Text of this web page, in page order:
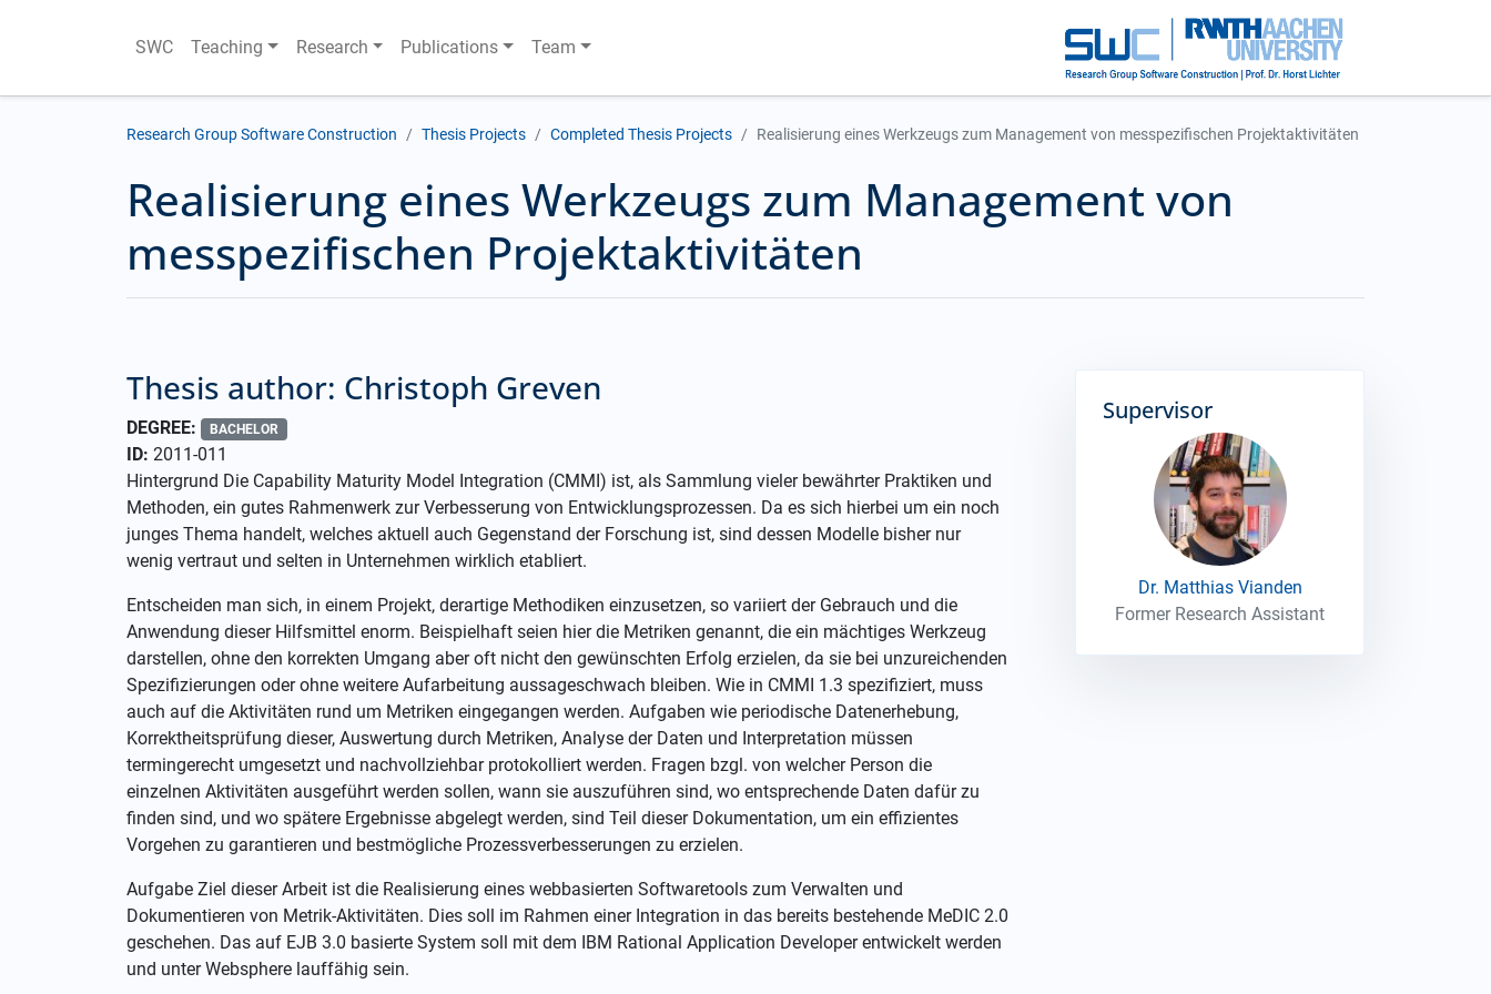
SWC Teaching Research Publications Team
Research Group Software Construction Thesis Projects Completed Thesis Projects Realisierung eines Werkzeugs zum Management von messpezifischen Projektaktivitäten
Realisierung eines Werkzeugs zum Management von
messpezifischen Projektaktivitäten
Thesis author: Christoph Greven
DEGREE: BACHELOR
ID: 2011-011
Hintergrund Die Capability Maturity Model Integration (CMMI) ist, als Sammlung vieler bewährter Praktiken und
Methoden, ein gutes Rahmenwerk zur Verbesserung von Entwicklungsprozessen. Da es sich hierbei um ein noch
junges Thema handelt, welches aktuell auch Gegenstand der Forschung ist, sind dessen Modelle bisher nur
wenig vertraut und selten in Unternehmen wirklich etabliert.
Entscheiden man sich, in einem Projekt, derartige Methodiken einzusetzen, so variiert der Gebrauch und die
Anwendung dieser Hilfsmittel enorm. Beispielhaft seien hier die Metriken genannt, die ein mächtiges Werkzeug
darstellen, ohne den korrekten Umgang aber oft nicht den gewünschten Erfolg erzielen, da sie bei unzureichenden
Spezifizierungen oder ohne weitere Aufarbeitung aussageschwach bleiben. Wie in CMMI 1.3 spezifiziert, muss
auch auf die Aktivitäten rund um Metriken eingegangen werden. Aufgaben wie periodische Datenerhebung,
Korrektheitsprüfung dieser, Auswertung durch Metriken, Analyse der Daten und Interpretation müssen
termingerecht umgesetzt und nachvollziehbar protokolliert werden. Fragen bzgl. von welcher Person die
einzelnen Aktivitäten ausgeführt werden sollen, wann sie auszuführen sind, wo entsprechende Daten dafür zu
finden sind, und wo spätere Ergebnisse abgelegt werden, sind Teil dieser Dokumentation, um ein effizientes
Vorgehen zu garantieren und bestmögliche Prozessverbesserungen zu erzielen.
Aufgabe Ziel dieser Arbeit ist die Realisierung eines webbasierten Softwaretools zum Verwalten und
Dokumentieren von Metrik-Aktivitäten. Dies soll im Rahmen einer Integration in das bereits bestehende MeDIC 2.0
geschehen. Das auf EJB 3.0 basierte System soll mit dem IBM Rational Application Developer entwickelt werden
und unter Websphere lauffähig sein.
Supervisor
Dr. Matthias Vianden
Former Research Assistant